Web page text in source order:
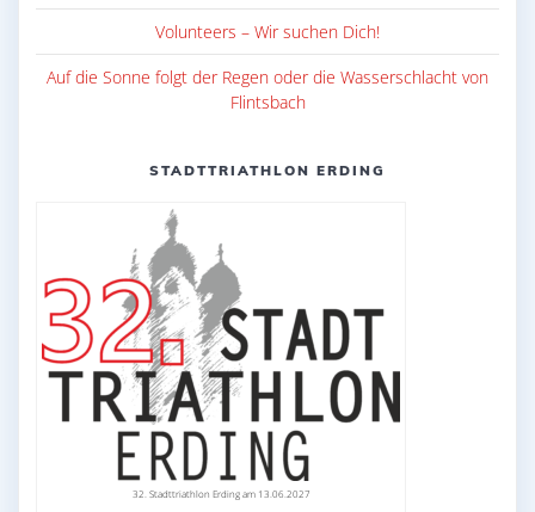
Volunteers – Wir suchen Dich!
Auf die Sonne folgt der Regen oder die Wasserschlacht von
Flintsbach
STADTTRIATHLON ERDING
32. Stadttriathlon Erding am 13.06.2027